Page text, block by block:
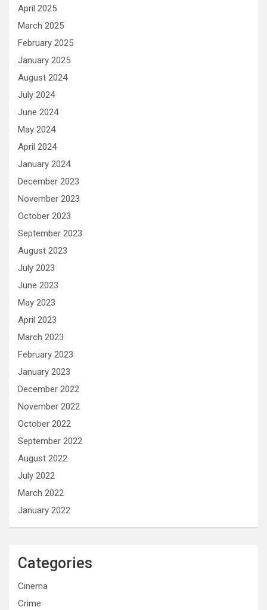
April 2025
March 2025
February 2025
January 2025
August 2024
July 2024
June 2024
May 2024
April 2024
January 2024
December 2023
November 2023
October 2023
September 2023
August 2023
July 2023
June 2023
May 2023
April 2023
March 2023
February 2023
January 2023
December 2022
November 2022
October 2022
September 2022
August 2022
July 2022
March 2022
January 2022
Categories
Cinema
Crime